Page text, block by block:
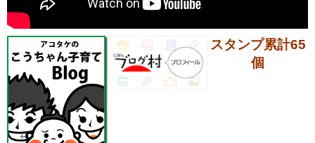
スタンプ累計65
個